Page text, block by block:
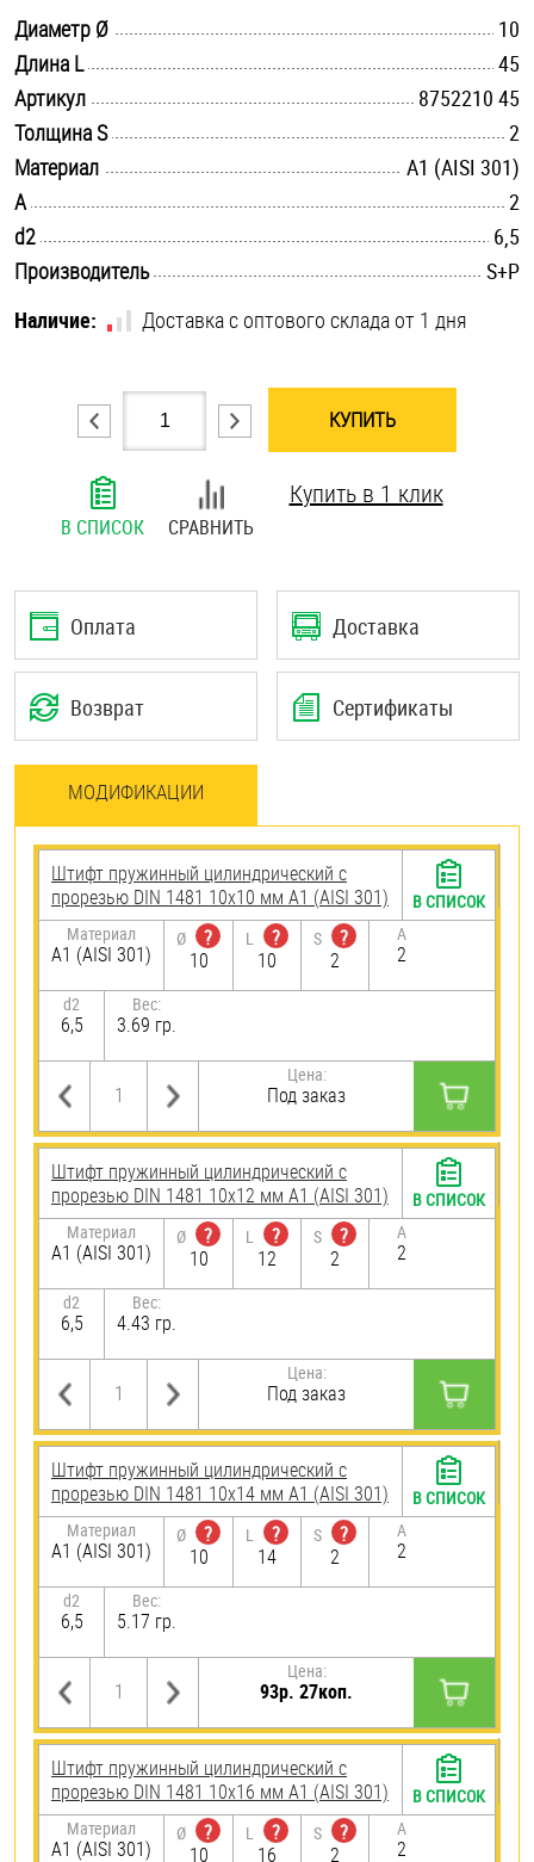
Такелаж
Хомуты
Шайбы
Шпильки
Диаметр Ø
10
Длина L
45
Артикул
8752210 45
Толщина S
2
Материал
А1 (AISI 301)
A
2
d2
6,5
Производитель
S+P
Наличие:
Доставка с оптового склада от 1 дня
КУПИТЬ
В СПИСОК СРАВНИТЬ
Купить в 1 клик
Оплата Доставка
Возврат Сертификаты
МОДИФИКАЦИИ
Штифт пружинный цилиндрический с
прорезью DIN 1481 10х10 мм А1 (AISI 301)
Материал
А1 (AISI 301)
Ø
?
10
L
?
10
S
?
2
A
2
d2
6,5
Вес:
3.69 гр.
Цена:
Под заказ
В СПИСОК
Штифт пружинный цилиндрический с
прорезью DIN 1481 10х12 мм А1 (AISI 301)
Материал
А1 (AISI 301)
Ø
?
10
L
?
12
S
?
2
A
2
d2
6,5
Вес:
4.43 гр.
Цена:
Под заказ
В СПИСОК
Штифт пружинный цилиндрический с
прорезью DIN 1481 10х14 мм А1 (AISI 301)
Материал
А1 (AISI 301)
Ø
?
10
L
?
14
S
?
2
A
2
d2
6,5
Вес:
5.17 гр.
Цена:
93р. 27коп.
В СПИСОК
Штифт пружинный цилиндрический с
прорезью DIN 1481 10х16 мм А1 (AISI 301)
Материал
А1 (AISI 301)
Ø
?
10
L
?
16
S
?
2
A
2
В СПИСОК